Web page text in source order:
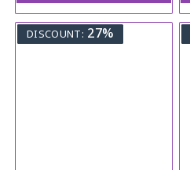
DISCOUNT: 27%